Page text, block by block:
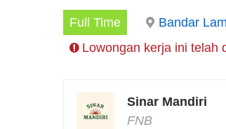
Full Time Bandar
Lowongan kerja ini telah
Sinar Mandiri
FNB